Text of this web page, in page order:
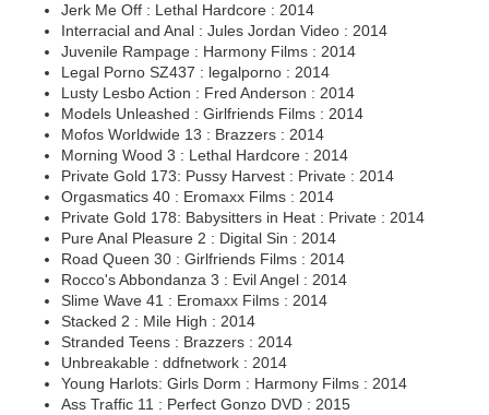
Jerk Me Off : Lethal Hardcore : 2014
Interracial and Anal : Jules Jordan Video : 2014
Juvenile Rampage : Harmony Films : 2014
Legal Porno SZ437 : legalporno : 2014
Lusty Lesbo Action : Fred Anderson : 2014
Models Unleashed : Girlfriends Films : 2014
Mofos Worldwide 13 : Brazzers : 2014
Morning Wood 3 : Lethal Hardcore : 2014
Private Gold 173: Pussy Harvest : Private : 2014
Orgasmatics 40 : Eromaxx Films : 2014
Private Gold 178: Babysitters in Heat : Private : 2014
Pure Anal Pleasure 2 : Digital Sin : 2014
Road Queen 30 : Girlfriends Films : 2014
Rocco's Abbondanza 3 : Evil Angel : 2014
Slime Wave 41 : Eromaxx Films : 2014
Stacked 2 : Mile High : 2014
Stranded Teens : Brazzers : 2014
Unbreakable : ddfnetwork : 2014
Young Harlots: Girls Dorm : Harmony Films : 2014
Ass Traffic 11 : Perfect Gonzo DVD : 2015